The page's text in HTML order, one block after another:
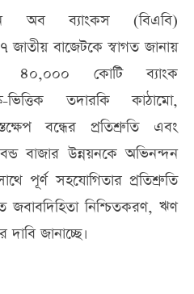
অব ব্যাংকস (বিএবি)
বাজেটকে স্বাগত জানায়
৪০,০০০ কোটি ব্যাংক
ভিত্তিক তদারকি কাঠামো,
বন্ধের প্রতিশ্রুতি এবং
বাজার উন্নয়নকে অভিনন্দন
পূর্ণ সহযোগিতার প্রতিশ্রুতি
নিশ্চিতকরণ, ঋণ
জানাচ্ছে।